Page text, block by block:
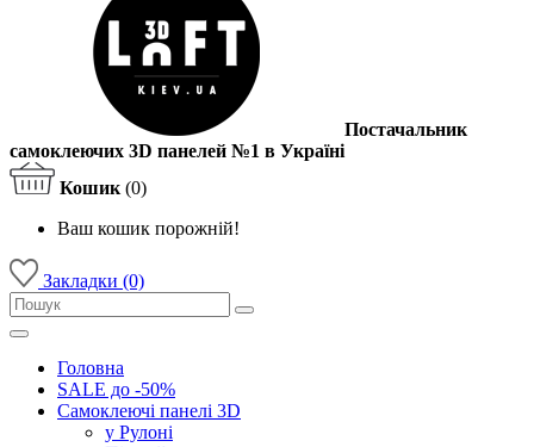
Постачальник
самоклеючих 3D панелей №1 в Україні
Кошик (0)
Ваш кошик порожній!
Закладки (0)
Головна
SALE до -50%
Самоклеючі панелі 3D
у Рулоні